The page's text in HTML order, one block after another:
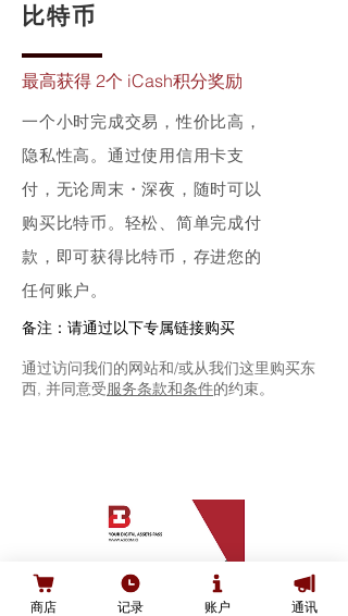
比特币
最高获得 2个 iCash积分奖励
一个小时完成交易，性价比高，
隐私性高。通过使用信用卡支
付，无论周末・深夜，随时可以
购买比特币。轻松、简单完成付
款，即可获得比特币，存进您的
任何账户。
备注：请通过以下专属链接购买​
通过访问我们的网站和/或从我们这里购买东
西, 并同意受服务条款和条件的约束。
商店 记录 账户 通讯